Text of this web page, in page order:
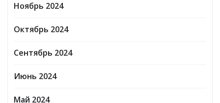
Ноябрь 2024
Октябрь 2024
Сентябрь 2024
Июнь 2024
Май 2024